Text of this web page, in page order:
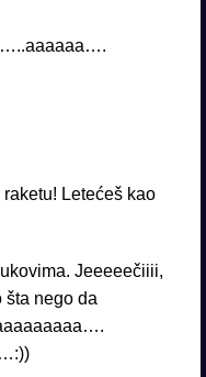
Letećeš kao
Jeeeeečiiii,
šta nego da